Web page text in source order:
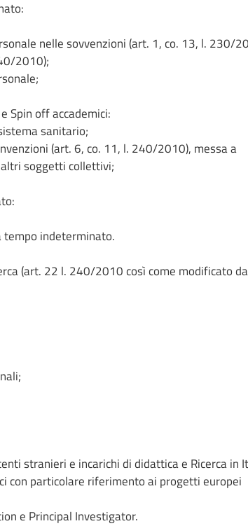
nelle sovvenzioni (art. 1, co. 13, l. 230/
2010);
Spin off accademici:
sanitario;
(art. 6, co. 11, l. 240/2010), messa a
soggetti collettivi;
indeterminato.
(art. 22 l. 240/2010 così come modificato
stranieri e incarichi di didattica e Ricerca in
con particolare riferimento ai progetti europei
e Principal Investigator.